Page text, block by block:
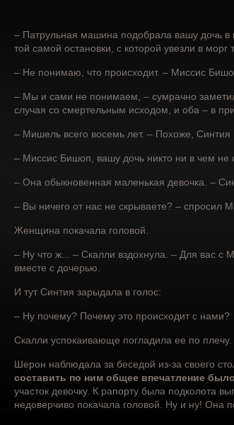
– Патрульная машина подобрала вашу дочь в
той самой остановки, с которой увезли в морг
– Не понимаю, что происходит. – Миссис
– Мы и сами не понимаем, – сумрачно
случая со смертельным исходом, и оба – в
– Мишель всего восемь лет. – Похоже,
– Миссис Бишоп, вашу дочь никто ни в чем не
– Она обыкновенная маленькая девочка. –
– Вы ничего от нас не скрываете? – спросил
Женщина покачала головой.
– Ну что ж... – Скалли вздохнула. – Для вас с
вместе с дочерью.
И тут Синтия зарыдала в голос:
– Ну почему? Почему это происходит с нами?
Скалли успокаивающе погладила ее по плечу.
Шерон наблюдала за беседой из-за своего
составить по ним общее впечатление
участок девочку. К рапорту была подколота
недоверчиво покачала головой. Ну и ну! Она